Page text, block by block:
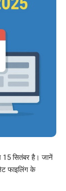
15 सितंबर है। जानें
फाइलिंग के